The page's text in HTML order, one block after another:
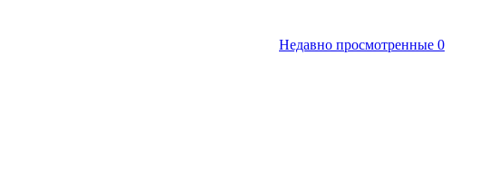
Недавно просмотренные 0